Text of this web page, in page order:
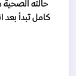
حالته الصحية
كامل تبدأ بعد